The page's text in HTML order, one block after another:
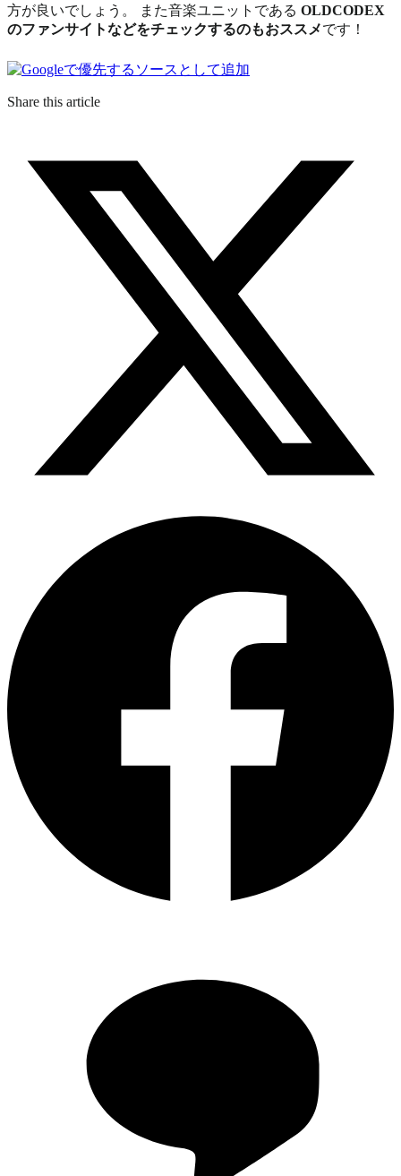
方が良いでしょう。 また音楽ユニットである OLDCODEX
のファンサイトなどをチェックするのもおススメです！
Share this article